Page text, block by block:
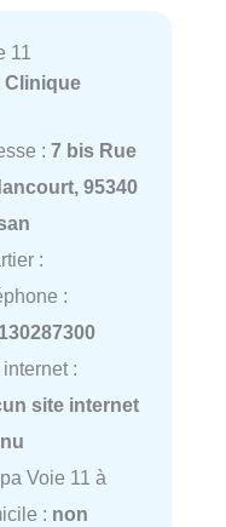
11
Clinique
: 7 bis Rue
95340
:
:
:
site internet
Voie 11 à
: non